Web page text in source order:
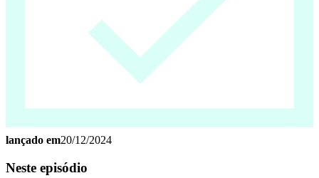
lançado em20/12/2024
Neste episódio